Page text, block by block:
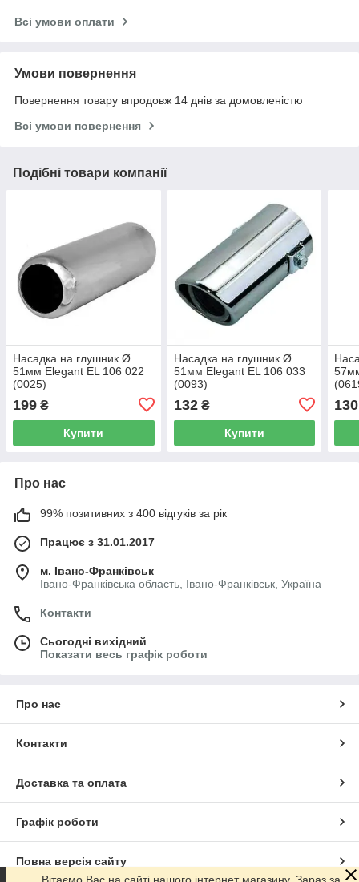
Всі умови оплати
Умови повернення
Повернення товару впродовж 14 днів за домовленістю
Всі умови повернення
Подібні товари компанії
Насадка на глушник Ø
51мм Elegant EL 106 022
(0025)
199 ₴
Купити
Насадка на глушник Ø
51мм Elegant EL 106 033
(0093)
132₴
Купити
130
Про нас
99% позитивних з 400 відгуків за рік
Працює з 31.01.2017
м. Івано-Франківськ
Івано-Франківська область, Івано-Франківськ, Україна
Контакти
Сьогодні вихідний
Показати весь графік роботи
Про нас
Контакти
Доставка та оплата
Графік роботи
Повна версія сайту